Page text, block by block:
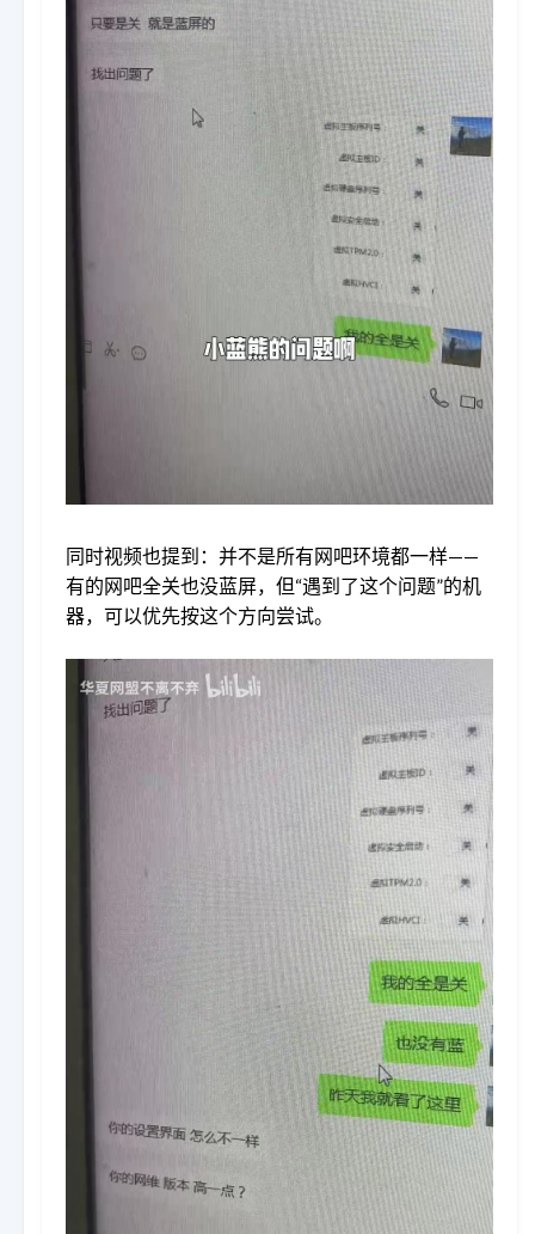
同时视频也提到：并不是所有网吧环境都一样——
有的网吧全关也没蓝屏，但“遇到了这个问题”的机
器，可以优先按这个方向尝试。